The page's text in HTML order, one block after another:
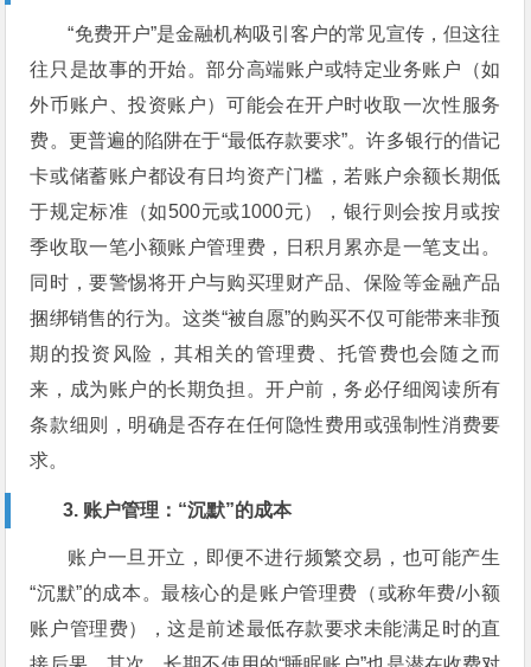
“免费开户”是金融机构吸引客户的常见宣传，但这往
往只是故事的开始。部分高端账户或特定业务账户（如
外币账户、投资账户）可能会在开户时收取一次性服务
费。更普遍的陷阱在于“最低存款要求”。许多银行的借记
卡或储蓄账户都设有日均资产门槛，若账户余额长期低
于规定标准（如500元或1000元），银行则会按月或按
季收取一笔小额账户管理费，日积月累亦是一笔支出。
同时，要警惕将开户与购买理财产品、保险等金融产品
捆绑销售的行为。这类“被自愿”的购买不仅可能带来非预
期的投资风险，其相关的管理费、托管费也会随之而
来，成为账户的长期负担。开户前，务必仔细阅读所有
条款细则，明确是否存在任何隐性费用或强制性消费要
求。
3. 账户管理：“沉默”的成本
账户一旦开立，即便不进行频繁交易，也可能产生
“沉默”的成本。最核心的是账户管理费（或称年费/小额
账户管理费），这是前述最低存款要求未能满足时的直